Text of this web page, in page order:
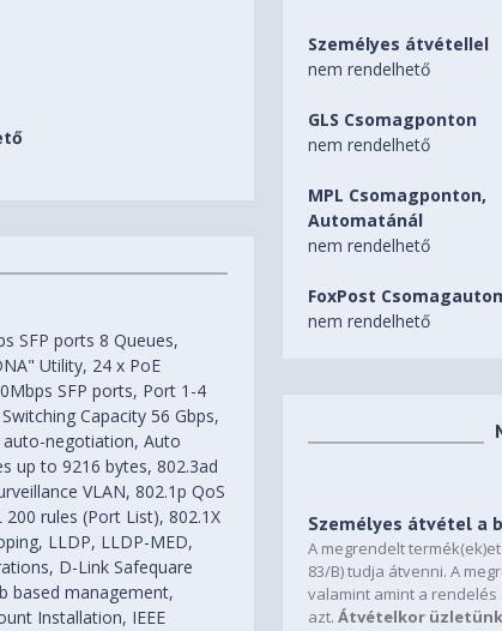
SFP ports 8 Queues,
Utility, 24 x PoE
SFP ports, Port 1-4
Capacity 56 Gbps,
auto-negotiation, Auto
up to 9216 bytes, 802.3ad
VLAN, 802.1p QoS
rules (Port List), 802.1X
LLDP, LLDP-MED,
D-Link Safequare
based management,
Installation, IEEE
Személyes átvétellel
nem rendelhető
GLS Csomagponton
nem rendelhető
MPL Csomagponton,
Automatánál
nem rendelhető
FoxPost
nem rendelhető
Személyes átvétel a
A megrendelt
83/B) tudja átvenni. A
valamint amint a
azt.Átvételkor